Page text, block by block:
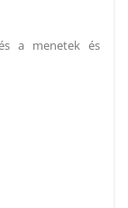
a menetek és